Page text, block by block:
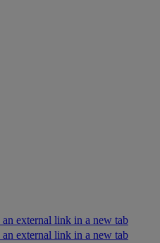
external link in a new tab
external link in a new tab